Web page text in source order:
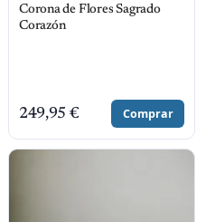
Corona de Flores Sagrado
Corazón
249,95 € Comprar